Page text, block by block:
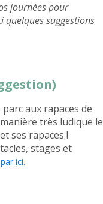
journées pour
suggestions
aux rapaces de
très ludique le
ses rapaces !
stages et
ici.